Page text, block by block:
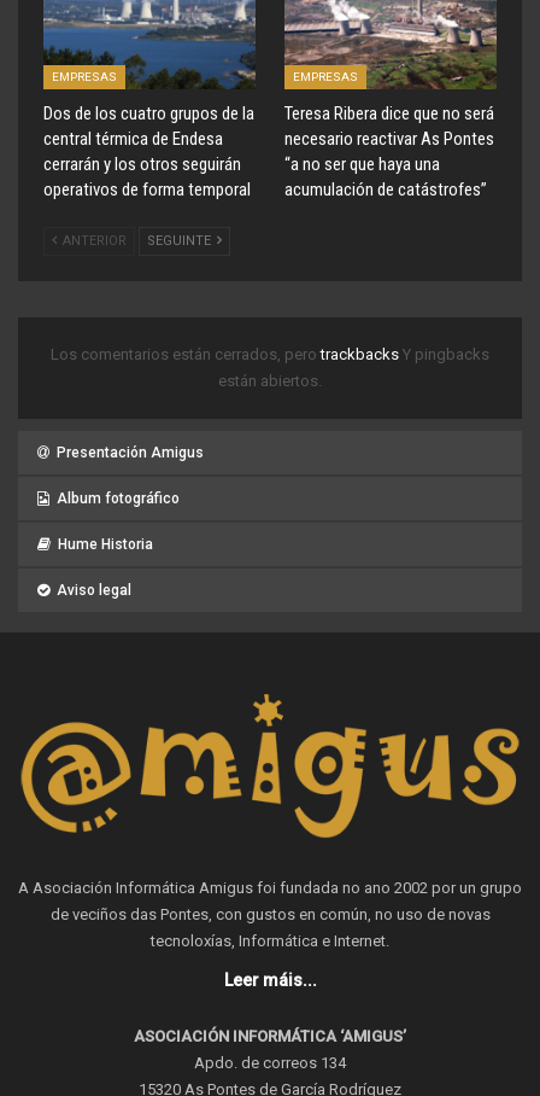
EMPRESAS
Dos de los cuatro grupos de la
central térmica de Endesa
cerrarán y los otros seguirán
operativos de forma temporal
EMPRESAS
Teresa Ribera dice que no será
necesario reactivar As Pontes
“a no ser que haya una
acumulación de catástrofes”
ANTERIOR SEGUINTE
Los comentarios están cerrados, perotrackbacks Y pingbacks
están abiertos.
Presentación Amigus
Album fotográfico
Hume Historia
Aviso legal
A Asociación Informática Amigus foi fundada no ano 2002 por un grupo
de veciños das Pontes, con gustos en común, no uso de novas
tecnoloxías, Informática e Internet.
Leer máis...
ASOCIACIÓN INFORMÁTICA ‘AMIGUS’
Apdo. de correos 134
15320 As Pontes de García Rodríguez